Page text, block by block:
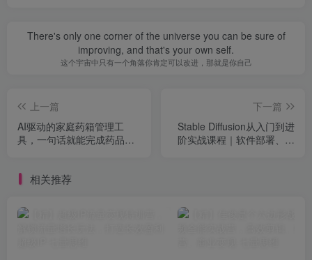
There's only one corner of the universe you can be sure of
improving, and that's your own self.
这个宇宙中只有一个角落你肯定可以改进，那就是你自己
上一篇
AI驱动的家庭药箱管理工
具，一句话就能完成药品录
下一篇
Stable Diffusion从入门到进
阶实战课程｜软件部署、模
相关推荐